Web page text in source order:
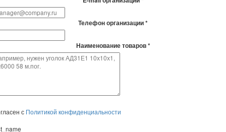
Телефон организации *
Наименование товаров *
с Политикой конфиденциальности